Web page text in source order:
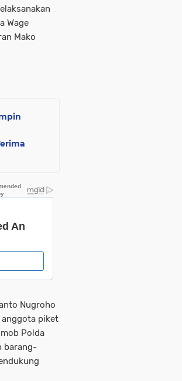
Wage
Mako
Nugroho
anggota piket
Polda
barang-